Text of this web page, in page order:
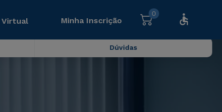
Virtual Minha Inscrição
0
Dúvidas